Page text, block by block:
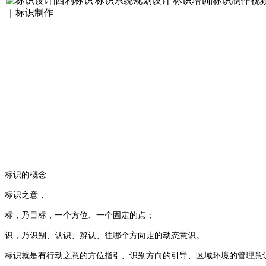
标识的概念
标识之意，
标，乃目标，一个方位、一个固定的点；
识，乃识别、认识、辨认、往哪个方向走的动态意识。
标识就是有行动之意的方位指引、识别方向的引导、区域环境的管理意